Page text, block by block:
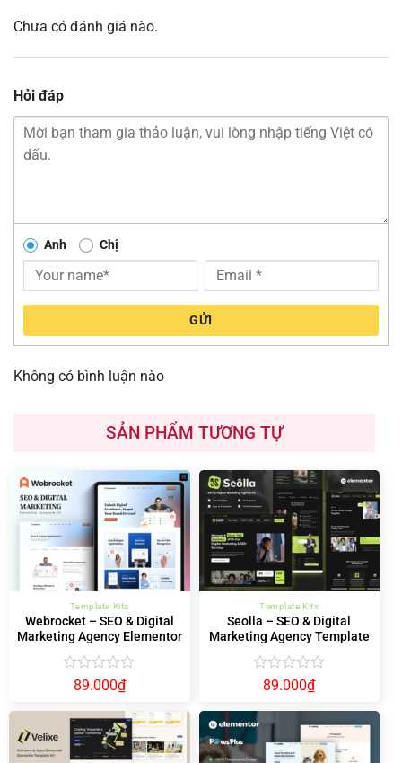
Chưa có đánh giá nào.
Hỏi đáp
Anh Chị
GỬI
Không có bình luận nào
SẢN PHẨM TƯƠNG TỰ
Template Kits
Webrocket – SEO & Digital
Marketing Agency Elementor
Template Kit
Được
hạng
sao
89.000₫
Template Kits
Seolla – SEO & Digital
Marketing Agency Template
Kit
Được
hạng
0
5
sao
89.000₫